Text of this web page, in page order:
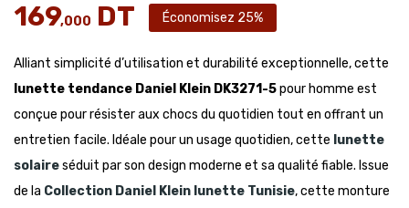
169,000 DT Économisez 25%
Alliant simplicité d’utilisation et durabilité exceptionnelle, cette
lunette tendance Daniel Klein DK3271-5pour homme est
conçue pour résister aux chocs du quotidien tout en offrant un
entretien facile. Idéale pour un usage quotidien, cette lunette
solaireséduit par son design moderne et sa qualité fiable. Issue
de la Collection Daniel Klein lunette Tunisie, cette monture